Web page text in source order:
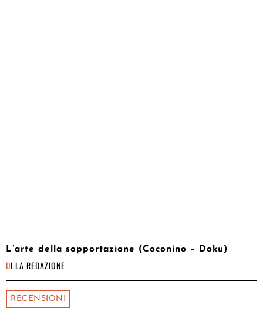
L’arte della sopportazione (Coconino – Doku)
DI LA REDAZIONE
RECENSIONI